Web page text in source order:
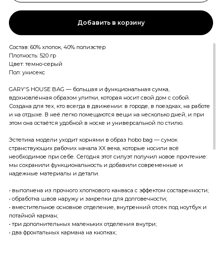
Состав: 60% хлопок, 40% полиэстер
Плотность: 520 гр
Цвет: темно-серый
Пол: унисекс
GARY'S HOUSE BAG — большая и функциональная сумка,
вдохновлённая образом улитки, которая носит свой дом с собой.
Создана для тех, кто всегда в движении: в городе, в поездках, на работе
и на отдыхе. В неё легко помещаются вещи на несколько дней, и при
этом она остаётся удобной в носке и универсальной по стилю.
Эстетика модели уходит корнями в образ hobo bag — сумок
странствующих рабочих начала XX века, которые носили всё
необходимое при себе. Сегодня этот силуэт получил новое прочтение:
мы сохранили функциональность и добавили современные и
надежные материалы и детали.
• выполнена из прочного хлопкового канваса с эффектом состаренности;
• обработка швов наружу и закрепки для долговечности;
• вместительное основное отделение, внутренний отсек под ноутбук и
потайной карман;
• три дополнительных маленьких отделения внутри;
• два фронтальных кармана на кнопках;
Добавить в корзину